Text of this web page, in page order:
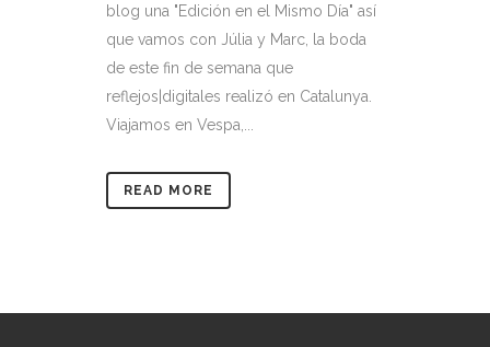
blog una "Edición en el Mismo Día" así
que vamos con Júlia y Marc, la boda
de este fin de semana que
reflejos|digitales realizó en Catalunya.
Viajamos en Vespa,...
READ MORE